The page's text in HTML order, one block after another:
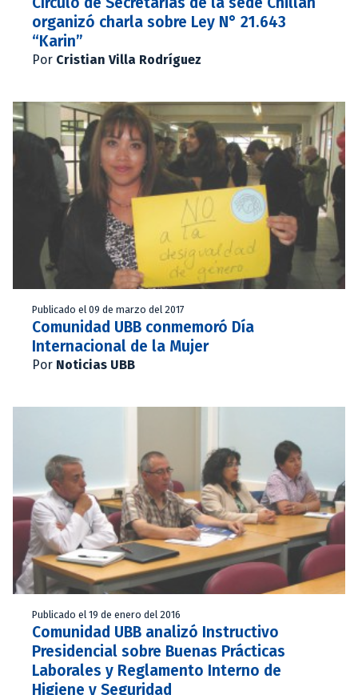
organizó charla sobre Ley N° 21.643
“Karin”
Por Cristian Villa Rodríguez
Publicado el 09 de marzo del 2017
Comunidad UBB conmemoró Día
Internacional de la Mujer
Por Noticias UBB
Publicado el 19 de enero del 2016
Comunidad UBB analizó Instructivo
Presidencial sobre Buenas Prácticas
Laborales y Reglamento Interno de
Higiene y Seguridad